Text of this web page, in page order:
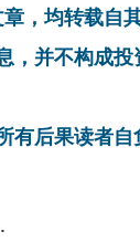
，均转载自
，并不构成
有后果读者自